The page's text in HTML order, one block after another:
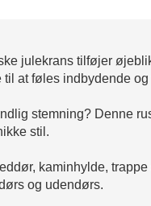
julekrans tilføjer
at føles indbydende og
stemning? Denne
stil.
kaminhylde,
og udendørs.